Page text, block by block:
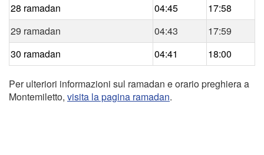
28 ramadan
04:45
17:58
29 ramadan
04:43
17:59
30 ramadan
04:41 18:00
Per ulteriori informazioni sul ramadan e orario preghiera a
Montemiletto, visita la pagina ramadan.